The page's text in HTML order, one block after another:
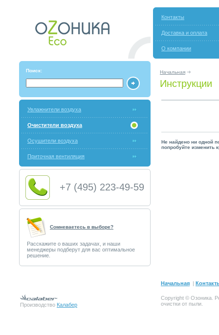
Контакты
Доставка и оплата
О компании
Поиск: Начальная
Инструкции
Увлажнители воздуха
Очистители воздуха
Осушители воздуха
Приточная вентиляция
+7 (495) 223-49-59
Сомневаетесь в выборе?
Расскажите о ваших задачах, и наши
менеджеры подберут для вас оптимальное
решение.
Не найдено ни одной
попробуйте изменить
Начальная |
Производство Калабер
Copyright © Озоника.
очистки от пыли.